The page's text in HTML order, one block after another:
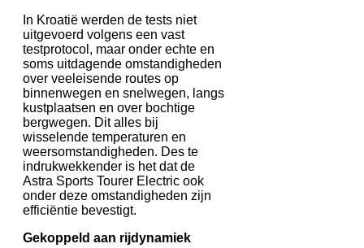
In Kroatië werden de tests niet
uitgevoerd volgens een vast
testprotocol, maar onder echte en
soms uitdagende omstandigheden
over veeleisende routes op
binnenwegen en snelwegen, langs
kustplaatsen en over bochtige
bergwegen. Dit alles bij
wisselende temperaturen en
weersomstandigheden. Des te
indrukwekkender is het dat de
Astra Sports Tourer Electric ook
onder deze omstandigheden zijn
efficiëntie bevestigt.
Gekoppeld aan rijdynamiek